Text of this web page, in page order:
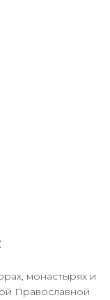
монастырях и
Православной